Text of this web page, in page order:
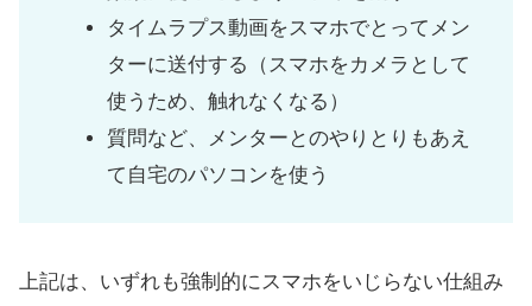
タイムラプス動画をスマホでとってメン
ターに送付する（スマホをカメラとして
使うため、触れなくなる）
質問など、メンターとのやりとりもあえ
て自宅のパソコンを使う
上記は、いずれも強制的にスマホをいじらない仕組み